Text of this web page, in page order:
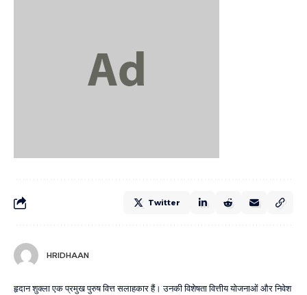
Twitter
HRIDHAAN
हृदान शुक्ला एक प्रमुख पुरुष वित्त सलाहकार हैं। उनकी विशेषता वित्तीय योजनाओं और निवेश